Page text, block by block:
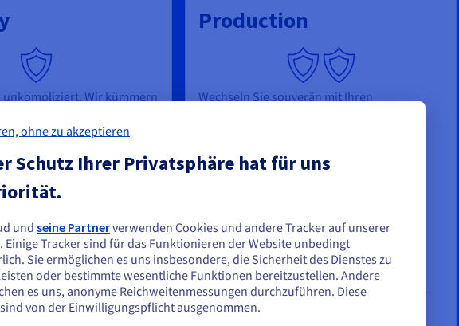
unkompliziert. Wir kümmern
und Skalierung –
sich auf das anfängliche
und kostengünstig.
Ab
€
Monat/node
1 Node inklusive
Production
Wechseln Sie souverän mit Ihren
betrieblicher Overhead.
108,6744 €
inkl. MwSt./Monat/node
scheinen sich in Vereinigte Staaten zu
Sie aus Vereinigte Staaten bestellen möchten, müssen Sie sich auf der
Website umsehen und dort einen Account erstellen.
ohne zu akzeptieren
Schutz Ihrer Privatsphäre hat für uns
und seine Partnerverwenden Cookies und andere Tracker auf unserer
Einige Tracker sind für das Funktionieren der Website unbedingt
Sie ermöglichen es uns insbesondere, die Sicherheit des Dienstes zu
oder bestimmte wesentliche Funktionen bereitzustellen. Andere
es uns, anonyme Reichweitenmessungen durchzuführen. Diese
von der Einwilligungspflicht ausgenommen.